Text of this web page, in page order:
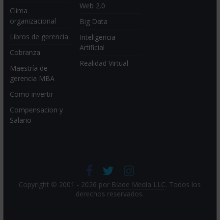
Clima
organizacional
Libros de gerencia
Cobranza
Maestría de
gerencia MBA
Como invertir
Compensacion y
Salario
Web 2.0
Big Data
Inteligencia
Artificial
Realidad Virtual
Copyright © 2001 - 2026 por Blade Media LLC. Todos los
derechos reservados.